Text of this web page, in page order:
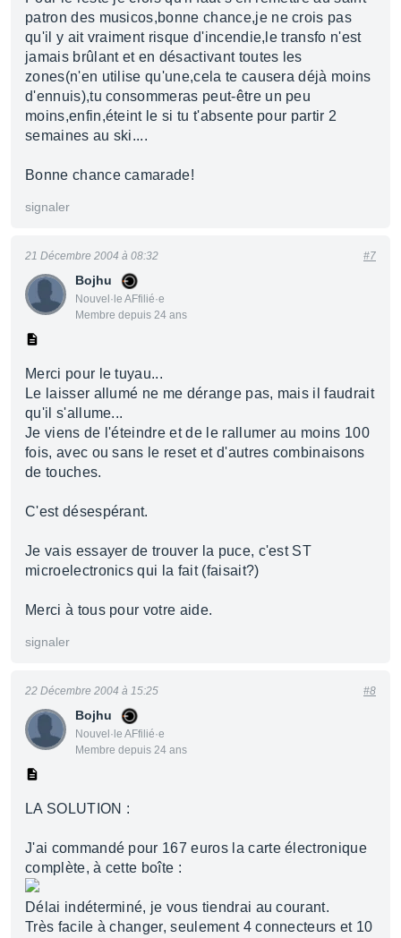
patron des musicos,bonne chance,je ne crois pas
qu'il y ait vraiment risque d'incendie,le transfo n'est
jamais brûlant et en désactivant toutes les
zones(n'en utilise qu'une,cela te causera déjà moins
d'ennuis),tu consommeras peut-être un peu
moins,enfin,éteint le si tu t'absente pour partir 2
semaines au ski....
Bonne chance camarade!
signaler
Bojhu
Nouvel·le AFfilié·e
Membre depuis 24 ans
21 Décembre 2004 à 08:32 #7
Merci pour le tuyau...
Le laisser allumé ne me dérange pas, mais il faudrait
qu'il s'allume...
Je viens de l'éteindre et de le rallumer au moins 100
fois, avec ou sans le reset et d'autres combinaisons
de touches.
C'est désespérant.
Je vais essayer de trouver la puce, c'est ST
microelectronics qui la fait (faisait?)
Merci à tous pour votre aide.
signaler
Bojhu
Nouvel·le AFfilié·e
Membre depuis 24 ans
22 Décembre 2004 à 15:25 #8
LA SOLUTION :
J'ai commandé pour 167 euros la carte électronique
complète, à cette boîte :
Délai indéterminé, je vous tiendrai au courant.
Très facile à changer, seulement 4 connecteurs et 10